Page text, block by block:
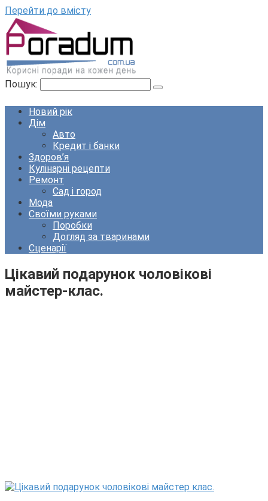
Перейти до вмісту
Пошук:
Новий рік
Дім
Авто
Кредит і банки
Здоров’я
Кулінарні рецепти
Ремонт
Сад і город
Мода
Своїми руками
Поробки
Догляд за тваринами
Сценарії
Цікавий подарунок чоловікові
майстер-клас.